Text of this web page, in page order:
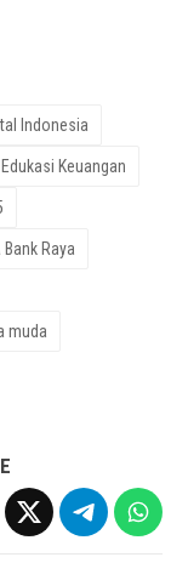
Indonesia
Edukasi Keuangan
Raya
muda